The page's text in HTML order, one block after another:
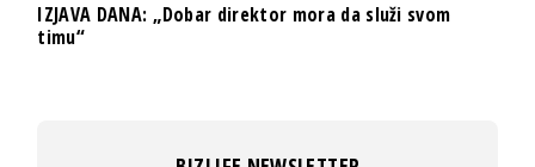
IZJAVA DANA: „Dobar direktor mora da služi svom
timu“